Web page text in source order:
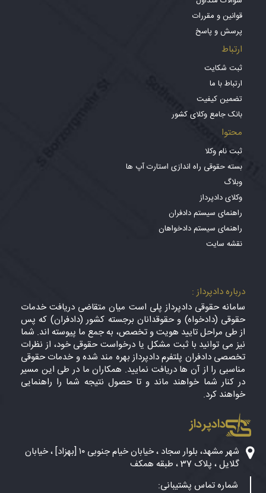
قوانین و مقررات
پرسش و پاسخ
ارتباط
ثبت شکایت
ارتباط با ما
تضمین کیفیت
بانک جامع وکلای کشور
محتوا
ثبت نام وکلا
بسته حقوقی راه اندازی استارت آپ ها
وبلاگ
وکلای دادپرداز
راهنمای سیستم دادفران
راهنمای سیستم دادخواهان
نقشه سایت
درباره دادپرداز :
سامانه حقوقی دادپرداز پلی است میان متقاضی دریافت خدمات
حقوقی (دادخواه) و حقوقدانان برجسته کشور (دادفران) که پس
از طی مراحل تایید هویت و تخصص، به جمع ما پیوسته اند. شما
نیز می توانید با ثبت مشکل یا درخواست حقوقی خود، از نظرات
تخصصی دادفران پلتفرم دادپرداز بهره مند شده و خدمات حقوقی
مناسبی را از آن ها دریافت نمایید. همکاران ما در طی این مسیر
در کنار شما خواهند ماند و تا حصول نتیجه شما را راهنمایی
خواهند کرد.
دادپرداز
شهر مشهد، بلوار سجاد ، خیابان خیام جنوبی ۱۰ [بهزاد] ، خیابان
گلایل ، پلاک 37 ، طبقه همکف
شماره تماس پشتیبانی: